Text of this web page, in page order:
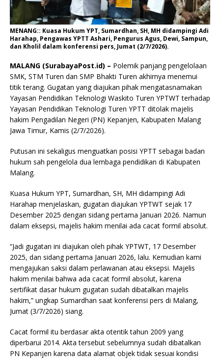
MENANG:: Kuasa Hukum YPT, Sumardhan, SH, MH didampingi Adi
Harahap, Pengawas YPTT Ashari, Pengurus Agus, Dewi, Sampun,
dan Kholil dalam konferensi pers, Jumat (2/7/2026).
MALANG (SurabayaPost.id) – Polemik panjang pengelolaan
SMK, STM Turen dan SMP Bhakti Turen akhirnya menemui
titik terang. Gugatan yang diajukan pihak mengatasnamakan
Yayasan Pendidikan Teknologi Waskito Turen YPTWT terhadap
Yayasan Pendidikan Teknologi Turen YPTT ditolak majelis
hakim Pengadilan Negeri (PN) Kepanjen, Kabupaten Malang
Jawa Timur, Kamis (2/7/2026).
Putusan ini sekaligus menguatkan posisi YPTT sebagai badan
hukum sah pengelola dua lembaga pendidikan di Kabupaten
Malang.
Kuasa Hukum YPT, Sumardhan, SH, MH didampingi Adi
Harahap menjelaskan, gugatan diajukan YPTWT sejak 17
Desember 2025 dengan sidang pertama Januari 2026. Namun
dalam eksepsi, majelis hakim menilai ada cacat formil absolut.
“Jadi gugatan ini diajukan oleh pihak YPTWT, 17 Desember
2025, dan sidang pertama Januari 2026, lalu. Kemudian kami
mengajukan saksi dalam perlawanan atau eksepsi. Majelis
hakim menilai bahwa ada cacat formil absolut, karena
sertifikat dasar hukum gugatan sudah dibatalkan majelis
hakim,” ungkap Sumardhan saat konferensi pers di Malang,
Jumat (3/7/2026) siang.
Cacat formil itu berdasar akta otentik tahun 2009 yang
diperbarui 2014. Akta tersebut sebelumnya sudah dibatalkan
PN Kepanjen karena data alamat objek tidak sesuai kondisi